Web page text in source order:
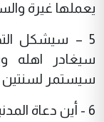
يعملها غيرة
5 – سيشكل
سيغادر
سيستمر لسنتين
6 - أين دعاة